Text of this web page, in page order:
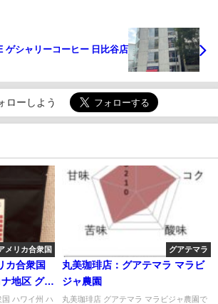
ゲシャリーコーヒー 日比谷店
ローしよう
メリカ合衆国
カ合衆国
地区 グリ
ャ ステー
ハワイ州 ハ
グアテマラ
丸美珈琲店：グアテマラ マラビ
ジャ農園
丸美珈琲店 グアテマラ マラビジャ農園で